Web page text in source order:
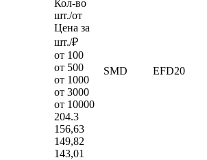
Кол-во
шт./от
Цена за
шт./₽
от 100
от 500
от 1000
от 3000
от 10000
204.3
156,63
149,82
143,01
SMD EFD20